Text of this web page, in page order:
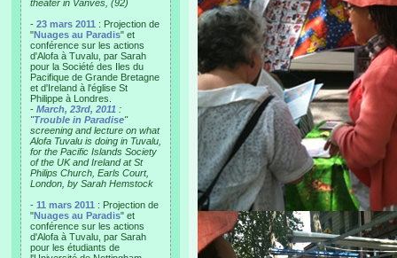
theater in Vanves, (92)
- 23 mars 2011 : Projection de
"Nuages au Paradis" et
conférence sur les actions
d'Alofa à Tuvalu, par Sarah
pour la Société des Iles du
Pacifique de Grande Bretagne
et d'Ireland à l'église St
Philippe à Londres.
- March, 23rd, 2011 :
"Trouble in Paradise"
screening and lecture on what
Alofa Tuvalu is doing in Tuvalu,
for the Pacific Islands Society
of the UK and Ireland at St
Philips Church, Earls Court,
London, by Sarah Hemstock
- 11 mars 2011 : Projection de
"Nuages au Paradis" et
conférence sur les actions
d'Alofa à Tuvalu, par Sarah
pour les étudiants de